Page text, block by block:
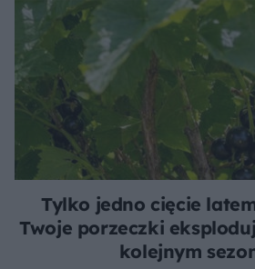
Tylko jedno cięcie
Twoje porzeczki
kolejnym